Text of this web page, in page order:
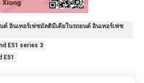
ต์ อินเทอร์เฟซมัลติมีเดียในรถยนต์ อินเทอร์เฟซ
E51 series 3
E51